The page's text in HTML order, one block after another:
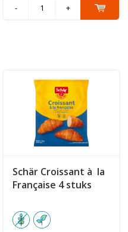
- +
Schär Croissant à la
Française 4 stuks